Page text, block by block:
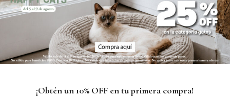
¡Obtén un 10% OFF en tu primera compra!